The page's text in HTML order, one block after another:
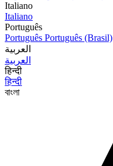
Italiano
Italiano
Português
Português Português (Brasil)
العربية
العربية
हिन्दी
हिन्दी
বাংলা